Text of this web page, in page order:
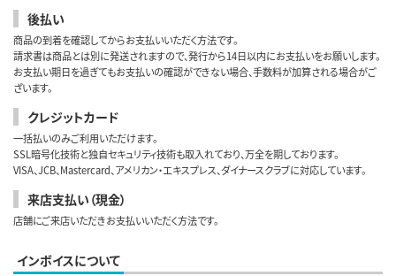
後払い
商品の到着を確認してからお支払いいただく方法です。
請求書は商品とは別に発送されますので、発行から14日以内にお支払いをお願いします。
お支払い期日を過ぎてもお支払いの確認ができない場合、手数料が加算される場合がご
ざいます。
クレジットカード
一括払いのみご利用いただけます。
SSL暗号化技術と独自セキュリティ技術も取入れており、万全を期しております。
VISA、JCB、Mastercard、アメリカン・エキスプレス、ダイナースクラブに対応しています。
来店支払い（現金）
店舗にご来店いただきお支払いいただく方法です。
インボイスについて